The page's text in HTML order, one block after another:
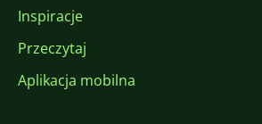
Inspiracje
Przeczytaj
Aplikacja mobilna